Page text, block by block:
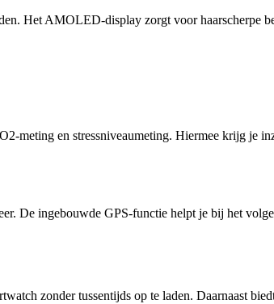
Het AMOLED-display zorgt voor haarscherpe
meting en stressniveaumeting. Hiermee krijg je
De ingebouwde GPS-functie helpt je bij het
zonder tussentijds op te laden. Daarnaast